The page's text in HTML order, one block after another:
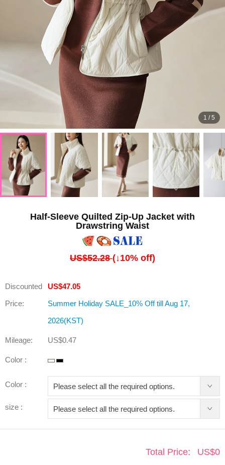
1 /5
Half-Sleeve Quilted Zip-Up Jacket with
Drawstring Waist
US$52.28(↓10% off)
Discounted
Price:
US$47.05
Summer Holiday SALE_10% Off till Aug 17,
2026(KST)
Mileage: US$0.47
Color :
Color :
size :
Total Price: US$0